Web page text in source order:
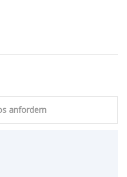
anfordern